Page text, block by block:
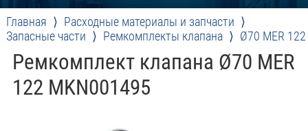
Главная
Расходные материалы и запчасти
Запасные части
Ремкомплекты клапана Ø70 MER 122
Ремкомплект клапана Ø70 MER
122 MKN001495